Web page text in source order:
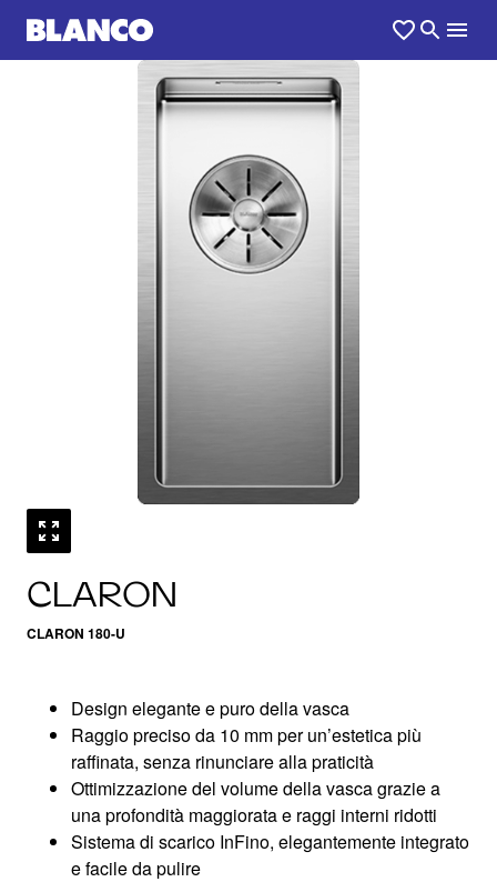
CLARON
CLARON 180-U
/0
Design elegante e puro della vasca
Raggio preciso da 10 mm per un’estetica più
raffinata, senza rinunciare alla praticità
Ottimizzazione del volume della vasca grazie a
una profondità maggiorata e raggi interni ridotti
Sistema di scarico InFino, elegantemente integrato
e facile da pulire